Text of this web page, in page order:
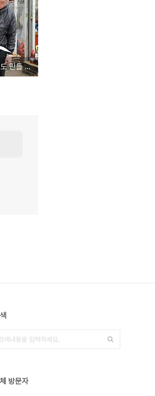
허성무 "없는 규정도 만들 줄 아는 것이 정치인" -창원시장후보
방문자